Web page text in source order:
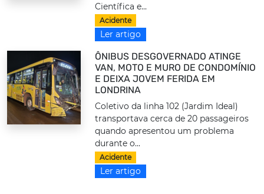
Científica e...
Acidente
Ler artigo
ÔNIBUS DESGOVERNADO ATINGE
VAN, MOTO E MURO DE CONDOMÍNIO
E DEIXA JOVEM FERIDA EM
LONDRINA
Coletivo da linha 102 (Jardim Ideal)
transportava cerca de 20 passageiros
quando apresentou um problema
durante o...
Acidente
Ler artigo